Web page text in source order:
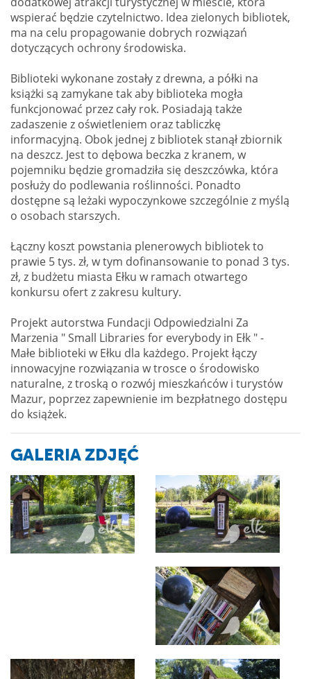
wspierać będzie czytelnictwo. Idea zielonych bibliotek,
ma na celu propagowanie dobrych rozwiązań
dotyczących ochrony środowiska.
Biblioteki wykonane zostały z drewna, a półki na
książki są zamykane tak aby biblioteka mogła
funkcjonować przez cały rok. Posiadają także
zadaszenie z oświetleniem oraz tabliczkę
informacyjną. Obok jednej z bibliotek stanął zbiornik
na deszcz. Jest to dębowa beczka z kranem, w
pojemniku będzie gromadziła się deszczówka, która
posłuży do podlewania roślinności. Ponadto
dostępne są leżaki wypoczynkowe szczególnie z myślą
o osobach starszych.
Łączny koszt powstania plenerowych bibliotek to
prawie 5 tys. zł, w tym dofinansowanie to ponad 3 tys.
zł, z budżetu miasta Ełku w ramach otwartego
konkursu ofert z zakresu kultury.
Projekt autorstwa Fundacji Odpowiedzialni Za
Marzenia " Small Libraries for everybody in Ełk " -
Małe biblioteki w Ełku dla każdego. Projekt łączy
innowacyjne rozwiązania w trosce o środowisko
naturalne, z troską o rozwój mieszkańców i turystów
Mazur, poprzez zapewnienie im bezpłatnego dostępu
do książek.
GALERIA ZDJĘĆ